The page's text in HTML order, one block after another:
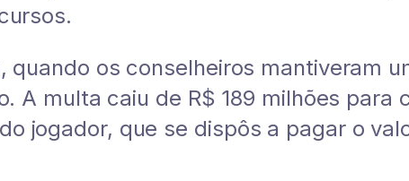
quando os conselheiros mantiveram
A multa caiu de R$ 189 milhões para
jogador, que se dispôs a pagar o